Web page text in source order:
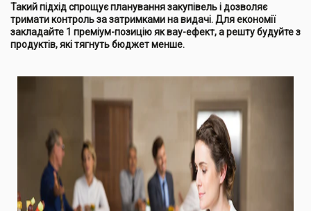
Такий підхід спрощує планування закупівель і дозволяє
тримати контроль за затримками на видачі. Для економії
закладайте 1 преміум-позицію як вау-ефект, а решту будуйте з
продуктів, які тягнуть бюджет менше.